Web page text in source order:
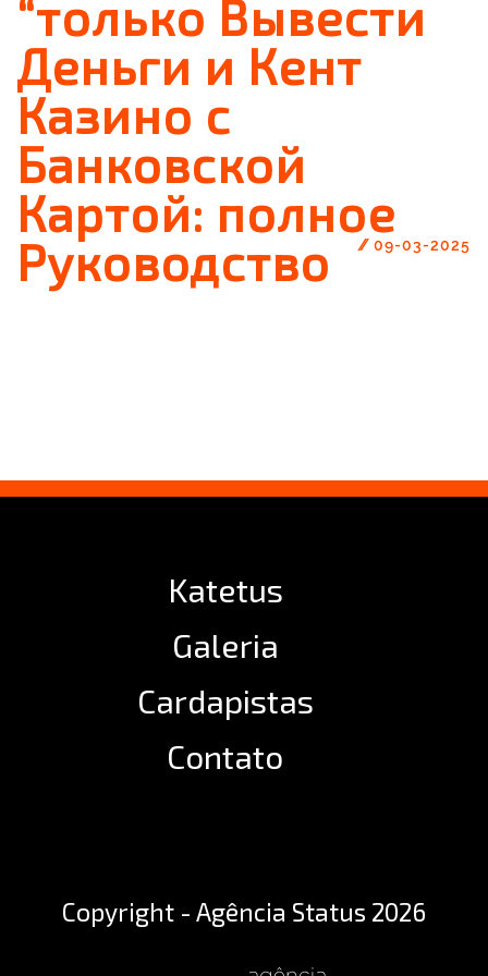
“только Вывести
Деньги и Кент
Казино с
Банковской
Картой: полное
Руководство
// 09-03-2025
Katetus
Galeria
Cardapistas
Contato
Copyright - Agência Status 2026